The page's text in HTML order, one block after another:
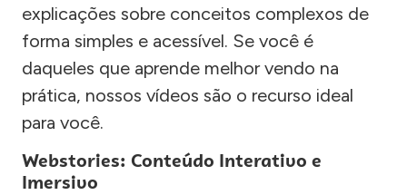
explicações sobre conceitos complexos de
forma simples e acessível. Se você é
daqueles que aprende melhor vendo na
prática, nossos vídeos são o recurso ideal
para você.
Webstories: Conteúdo Interativo e
Imersivo